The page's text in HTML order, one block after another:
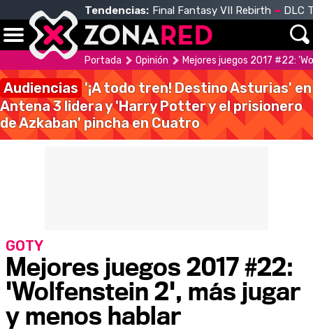
Tendencias: Final Fantasy VII Rebirth DLC
Portada Opinión Mejores juegos 2017 #22:
Audiencias '¡A todo tren! Destino Asturias' en
Antena 3 lidera y 'Harry Potter y el prisionero
de Azkaban' pincha en Cuatro
Mejores juegos 2017 #22:
'Wolfenstein 2', más jugar
y menos hablar
GOTY